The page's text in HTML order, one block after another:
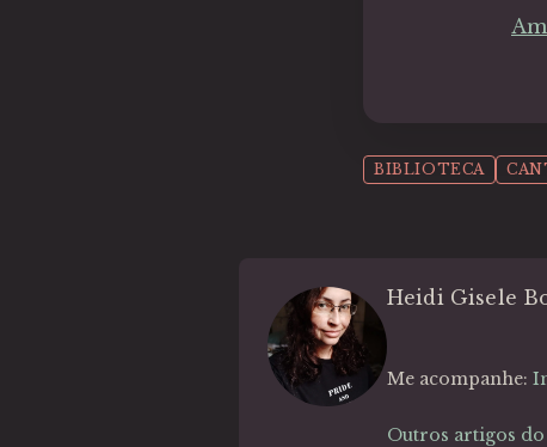
BIBLIOTECA
Heidi Gisele
Me acompanhe:
Outros artigos